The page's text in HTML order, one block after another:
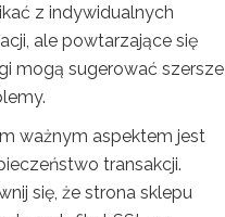
z indywidualnych
ale powtarzające się
mogą sugerować szersze
ważnym aspektem jest
transakcji.
się, że strona sklepu